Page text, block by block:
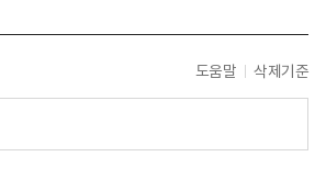
도움말 삭제기준